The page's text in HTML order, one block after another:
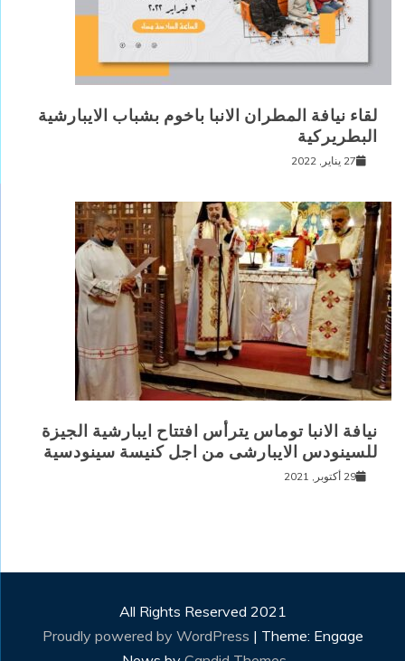
لقاء نيافة المطران الانبا باخوم بشباب الايبارشية
البطريركية
27 يناير, 2022
نيافة الانبا توماس يترأس افتتاح ايبارشية الجيزة
للسينودس الايبارشى من اجل كنيسة سينودسية
29 أكتوبر, 2021
All Rights Reserved 2021
Proudly powered by WordPress | Theme: Engage